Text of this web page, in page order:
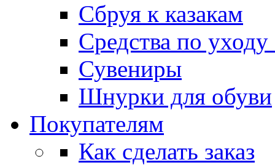
Сбруя к казакам
Средства по
Сувениры
Шнурки для обуви
Покупателям
Как сделать заказ